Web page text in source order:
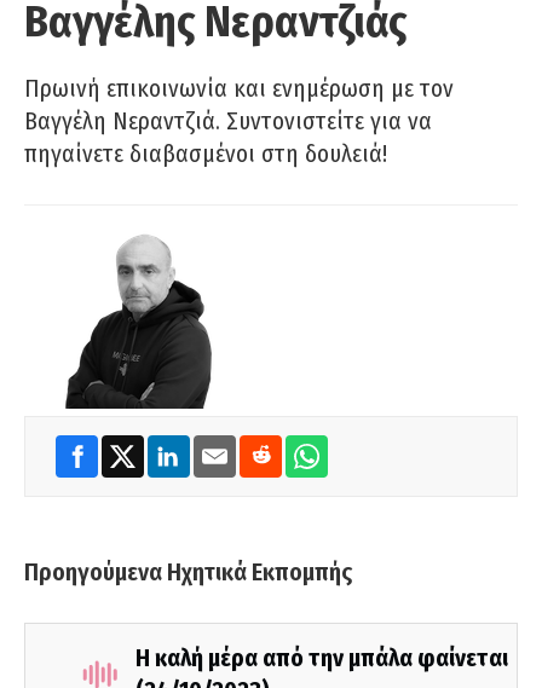
Βαγγέλης Νεραντζιάς
Πρωινή επικοινωνία και ενημέρωση με τον
Βαγγέλη Νεραντζιά. Συντονιστείτε για να
πηγαίνετε διαβασμένοι στη δουλειά!
Προηγούμενα Ηχητικά Εκπομπής
Η καλή μέρα από την μπάλα φαίνεται